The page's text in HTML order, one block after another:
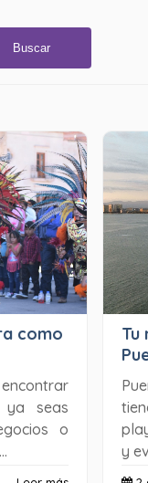
Buscar
como
encontrar
ya seas
o
Tu
y